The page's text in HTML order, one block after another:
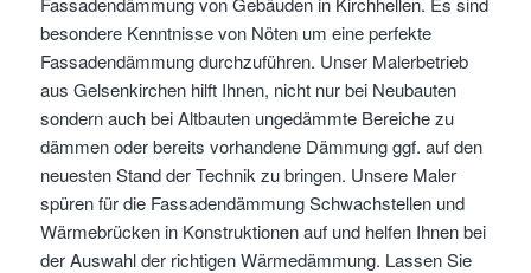
besondere Kenntnisse von Nöten um eine perfekte
Fassadendämmung durchzuführen. Unser Malerbetrieb
aus Gelsenkirchen hilft Ihnen, nicht nur bei Neubauten
sondern auch bei Altbauten ungedämmte Bereiche zu
dämmen oder bereits vorhandene Dämmung ggf. auf den
neuesten Stand der Technik zu bringen. Unsere Maler
spüren für die Fassadendämmung Schwachstellen und
Wärmebrücken in Konstruktionen auf und helfen Ihnen bei
der Auswahl der richtigen Wärmedämmung. Lassen Sie